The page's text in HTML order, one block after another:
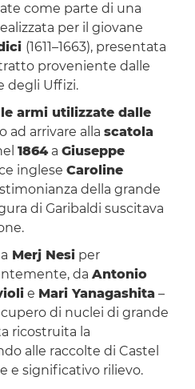
come parte di una
per il giovane
(1611–1663), presentata
proveniente dalle
degli Uffizi.
le armi utilizzate dalle
ad arrivare alla scatola
1864a Giuseppe
inglese Caroline
della grande
di Garibaldi suscitava
Merj Nesiper
da Antonio
e Mari Yanagashita –
di nuclei di grande
ricostruita la
alle raccolte di Castel
e significativo rilievo.